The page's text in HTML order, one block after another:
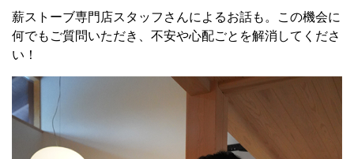
薪ストーブ専門店スタッフさんによるお話も。この機会に
何でもご質問いただき、不安や心配ごとを解消してくださ
い！